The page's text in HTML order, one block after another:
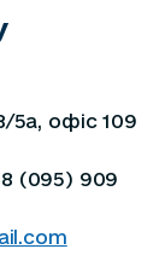
5а, офіс 109
(095) 909